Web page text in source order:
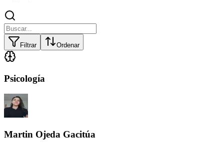
Filtrar Ordenar
Psicología
Martin Ojeda Gacitúa